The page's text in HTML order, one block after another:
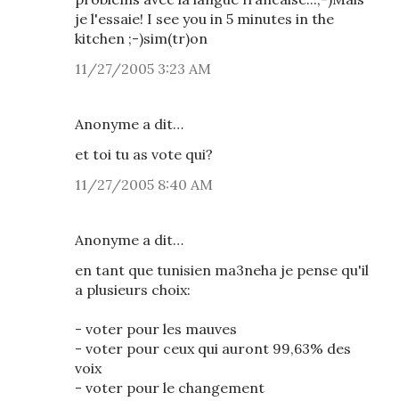
je l'essaie! I see you in 5 minutes in the
kitchen ;-)sim(tr)on
11/27/2005 3:23 AM
Anonyme a dit…
et toi tu as vote qui?
11/27/2005 8:40 AM
Anonyme a dit…
en tant que tunisien ma3neha je pense qu'il
a plusieurs choix:
- voter pour les mauves
- voter pour ceux qui auront 99,63% des
voix
- voter pour le changement